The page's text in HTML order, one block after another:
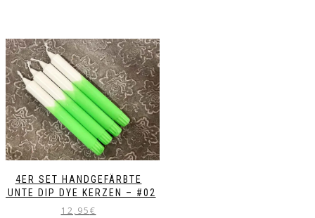
4ER SET HANDGEFÄRBTE
BUNTE DIP DYE KERZEN – #02
12,95€